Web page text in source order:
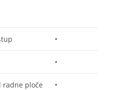
•
•
radne ploče •